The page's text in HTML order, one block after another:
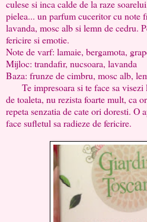
culese si inca calde de la raze
pielea... un parfum cuceritor cu note
lavanda, mosc alb si lemn de cedru.
fericire si emotie.
Note de varf: lamaie, bergamota,
Mijloc: trandafir, nucsoara, lavanda
Baza: frunze de cimbru, mosc alb,
Te impresoara si te face sa visezi
de toaleta, nu rezista foarte mult, ca
repeta senzatia de cate ori doresti. O
face sufletul sa radieze de fericire.